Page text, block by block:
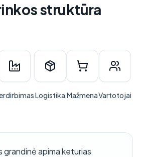
struktūra
Logistika MažmenaVartotojai
apima keturias